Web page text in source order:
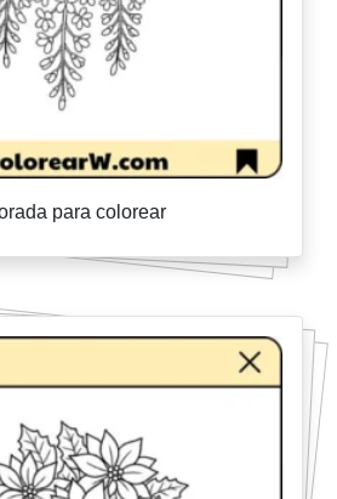
para colorear